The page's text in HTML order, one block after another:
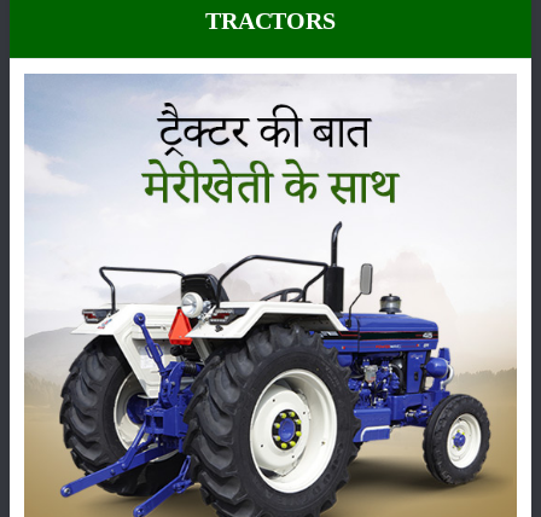
गेहूं की अच्छी फसल तैयार करने के लिए जरूरी खाद के प्रकार
में मिलाकर खरपतवार का नियंत्रण किया जा सकता है। किसान भाई ध्यान रखें कि यदि
आपने खेत में पानी भरने दिया तो वहां पर काफी ज्यादचारा और कचरा हो जाएगा। इस
चारे को काटने के लिए अलग से मेहनत और मजदूरी के पैसे भी आपके बजट को बढ़ा
सकते हैं, इसलिए आपकोनोवीडर(CONO WEEDER)का इस्तेमाल कर खरपतवार
श्री विधि के तहत धान उत्पादन की खेती
को भविष्य में अच्छा मुनाफा कमा कर दे पाएगी और ऊपर बताई गई जानकारी का
इस्तेमाल कर आप भी अपने छोटे से खेत में अच्छी पैदावार कर पाएंगे।
फसल भंडारण
TRACTORS